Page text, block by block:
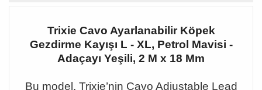
Trixie Cavo Ayarlanabilir Köpek
Gezdirme Kayışı L - XL, Petrol Mavisi -
Adaçayı Yeşili, 2 M x 18 Mm
Bu model, Trixie’nin Cavo Adjustable Lead